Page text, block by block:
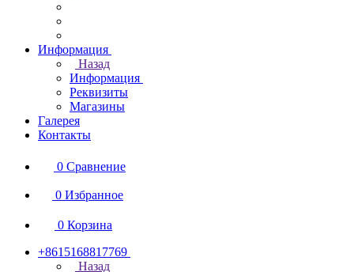
Информация
Назад
Информация
Реквизиты
Магазины
Галерея
Контакты
0 Сравнение
0 Избранное
0 Корзина
+8615168817769
Назад